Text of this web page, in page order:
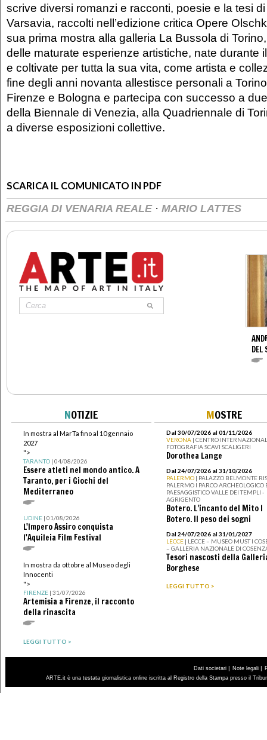
scrive diversi romanzi e racconti, poesie e la tesi
Varsavia, raccolti nell’edizione critica Opere
sua prima mostra alla galleria La Bussola di
delle maturate esperienze artistiche, nate durante
e coltivate per tutta la sua vita, come artista e
fine degli anni novanta allestisce personali a
Firenze e Bologna e partecipa con successo a
della Biennale di Venezia, alla Quadriennale di
a diverse esposizioni collettive.
SCARICA IL COMUNICATO IN PDF
REGGIA DI VENARIA REALE · MARIO LATTES
DEL
NOTIZIE
In mostra al MarTa fino al 10 gennaio
2027
">
TARANTO| 04/08/2026
Essere atleti nel mondo antico. A
Taranto, per i Giochi del
Mediterraneo
UDINE| 01/08/2026
L'Impero Assiro conquista
l'Aquileia Film Festival
In mostra da ottobre al Museo degli
Innocenti
">
FIRENZE| 31/07/2026
Artemisia a Firenze, il racconto
della rinascita
LEGGI TUTTO >
MOSTRE
Dal 30/07/2026 al 01/11/2026
VERONA | CENTRO
FOTOGRAFIA SCAVI SCALIGERI
Dorothea Lange
Dal 24/07/2026 al 31/10/2026
PALERMO | PALAZZO BELMONTE
PALERMO I PARCO ARCHEOLOGICO
PAESAGGISTICO VALLE DEI TEMPLI -
AGRIGENTO
Botero. L’incanto del Mito I
Botero. Il peso dei sogni
Dal 24/07/2026 al 31/01/2027
LECCE | LECCE – MUSEO MUST I
– GALLERIA NAZIONALE DI
Tesori nascosti della
Borghese
LEGGI TUTTO >
Dati societari | Note legali |
ARTE.it è una testata giornalistica online iscritta al Registro della Stampa presso il